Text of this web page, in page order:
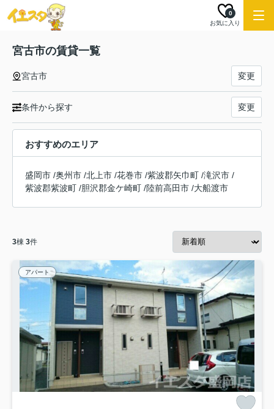
お気に入り
0
宮古市の賃貸一覧
宮古市 変更
条件から探す 変更
おすすめのエリア
盛岡市 /奥州市 /北上市 /花巻市 /紫波郡矢巾町 /滝沢市 /
紫波郡紫波町 /胆沢郡金ケ崎町 /陸前高田市 /大船渡市
3棟 3件
アパート